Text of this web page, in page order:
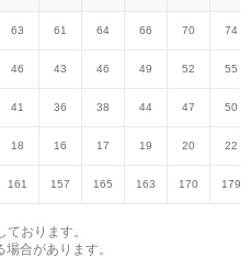
63 61 64 66 70 74
46 43 46 49 52 55
41 36 38 44 47 50
18 16 17 19 20 22
161 157 165 163 170 179
おります。
合があります。